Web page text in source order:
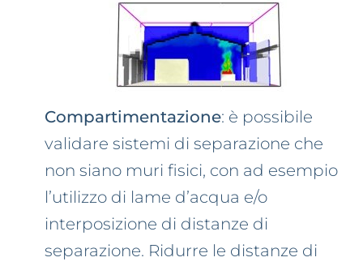
Compartimentazione: è possibile
validare sistemi di separazione che
non siano muri fisici, con ad esempio
l’utilizzo di lame d’acqua e/o
interposizione di distanze di
separazione. Ridurre le distanze di